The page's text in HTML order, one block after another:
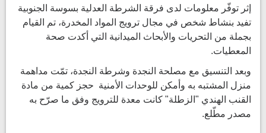
إثر توفّر معلومات لدى فرقة الشرطة العدلية بسوسة الجنوبية
تفيد بنشاط شخص في مجال ترويج المواد المخدرة، تم القيام
بجملة من التحريات والأبحاث الميدانية التي أكدت صحة
المعطيات.
وبعد التنسيق مع مصلحة النجدة وشرطة النجدة، تمّت مداهمة
منزل المشتبه به وأمكن للوحدات الأمنية حجز كمية من مادة
القنب الهندي "الزطلة" كانت معدة للترويج وفق ما صرّح به
مصدر مطّلع.